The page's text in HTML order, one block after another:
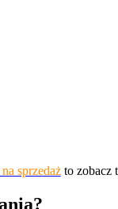
sprzedażto zobacz